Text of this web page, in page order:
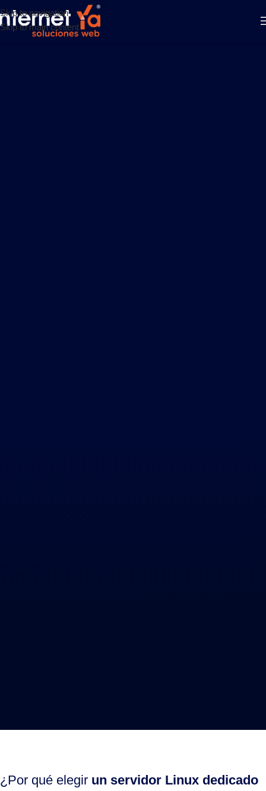
Skip to navigation
Skip to main content
¿Por qué elegir un servidor Linux dedicado